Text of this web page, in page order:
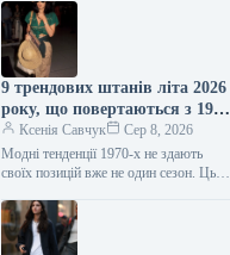
9 трендових штанів літа 2026
року, що повертаються з 1970-
х
Ксенія Савчук
Сер 8, 2026
Модні тенденції 1970-х не здають
своїх позицій вже не один сезон. Цього
фасони, характерні…